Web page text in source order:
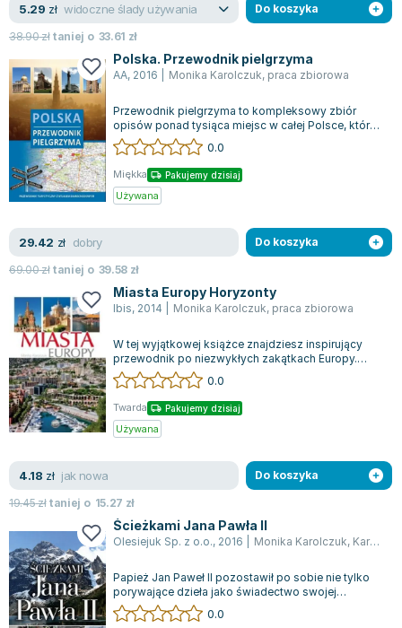
Maria Seweryn
Janina Zającówna
Eric Helms
Anna Prus (oprac.)
Nela Mała Reporterka
Agnieszka Maciąg
Barbara Wrzesińska
Terry Pratchett
Ajahn Brahm
Lucinda Riley
Jacek Walkiewicz
5.29 zł widoczne ślady używania
38.90złtaniej o 33.61 zł
Do koszyka
Polska. Przewodnik pielgrzyma
AA, 2016 Monika Karolczuk, praca zbiorowa
Przewodnik pielgrzyma to kompleksowy zbiór
opisów ponad tysiąca miejsc w całej Polsce, które
warto odwiedzić. Zawiera szczegółowe...
0.0
Miękka Pakujemy dzisiaj
Używana
29.42 zł dobry
69.00złtaniej o 39.58 zł
Do koszyka
Miasta Europy Horyzonty
Ibis, 2014 Monika Karolczuk, praca zbiorowa
W tej wyjątkowej książce znajdziesz inspirujący
przewodnik po niezwykłych zakątkach Europy.
Począwszy od imponującej wieży Eiffla...
0.0
Twarda Pakujemy dzisiaj
Używana
4.18 zł jak nowa
19.45złtaniej o 15.27 zł
Do koszyka
Ścieżkami Jana Pawła II
Olesiejuk Sp. z o.o., 2016 Monika Karolczuk, Karolczuk-Kędzierska Monika
Papież Jan Paweł II pozostawił po sobie nie tylko
porywające dzieła jako świadectwo swojej
głębokiej wiary, ale również miejsca, k...
0.0